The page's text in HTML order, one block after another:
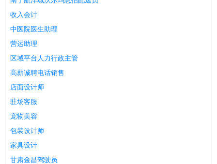
收入会计
中医院医生助理
营运助理
区域平台人力行政主管
高薪诚聘电话销售
店面设计师
驻场客服
宠物美容
包装设计师
家具设计
甘肃金昌驾驶员